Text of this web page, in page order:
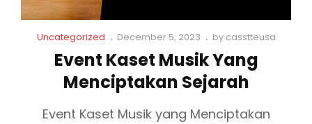
C
Uncategorized
P
o
s
t
e
d
December 5, 2023 by casstteusa
Event Kaset Musik Yang
Menciptakan Sejarah
Event Kaset Musik yang Menciptakan